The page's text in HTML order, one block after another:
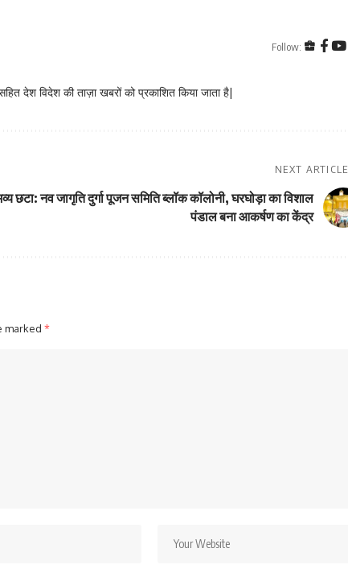
Follow:
देश विदेश की ताज़ा खबरों को प्रकाशित किया जाता है|
NEXT ARTICLE
छटा: नव जागृति दुर्गा पूजन समिति ब्लॉक कॉलोनी, घरघोड़ा का विशाल
पंडाल बना आकर्षण का केंद्र
marked *